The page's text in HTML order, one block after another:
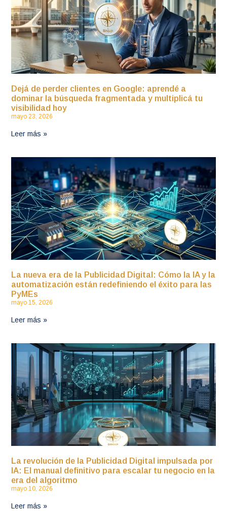
Dejá de perder clientes en Google: aprendé a
dominar la búsqueda fragmentada y multiplicá tu
visibilidad hoy
mayo 23, 2026
Leer más »
La nueva era de la Publicidad Digital: Cómo la IA y la
automatización están redefiniendo el éxito para las
PyMEs
mayo 15, 2026
Leer más »
La revolución de la Publicidad Digital impulsada por
IA: El manual definitivo para escalar tu negocio en la
era del algoritmo
mayo 10, 2026
Leer más »